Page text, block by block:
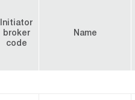
Initiator
broker
code
Name